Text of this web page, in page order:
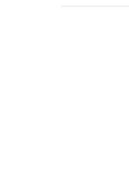
Ирина Гехт